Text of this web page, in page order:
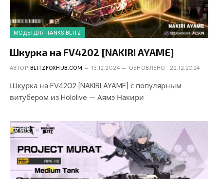
МОДЫ ДЛЯ TANKS BLITZ
Шкурка на FV4202 [NAKIRI AYAME]
АВТОР BLITZFOXHUB.COM 13.12.2024 ОБНОВЛЕНО: 22.12.2024
Шкурка на FV4202 [NAKIRI AYAME] с популярным
витубером из Hololive — Аямэ Накири